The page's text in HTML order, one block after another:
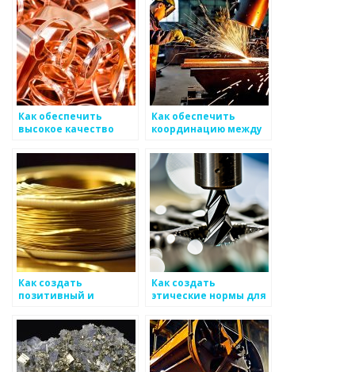
Как обеспечить
высокое качество
металлоизделий
Как обеспечить
координацию между
отделами для
эффективного
продвижения
металоизделий
Как создать
позитивный и
климат для работы на
производстве
металоизделий
Как создать
этические нормы для
металоизделиями